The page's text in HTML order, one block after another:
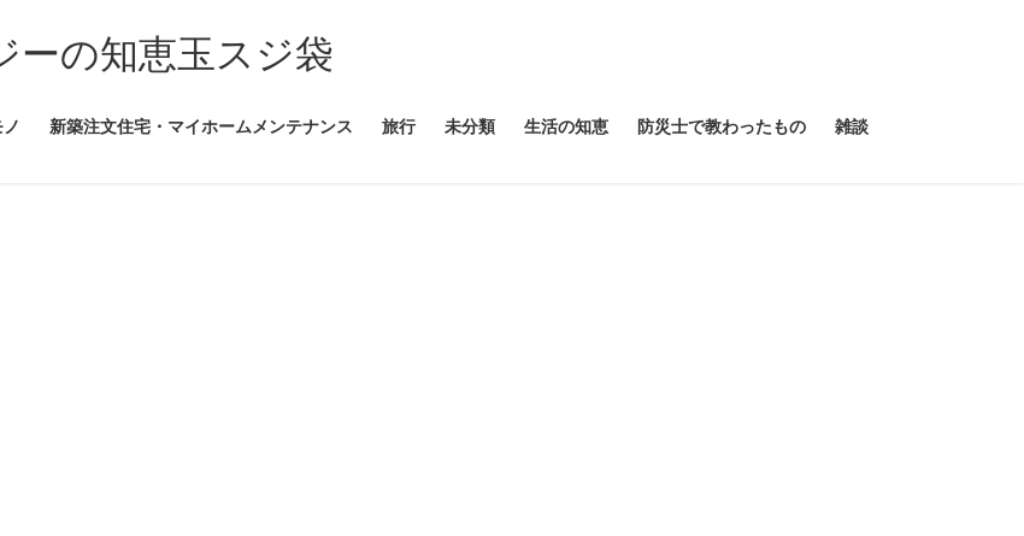
ーの知恵玉スジ袋
新築注文住宅・マイホームメンテナンス 旅行 未分類 生活の知恵 防災士で教わったもの 雑談